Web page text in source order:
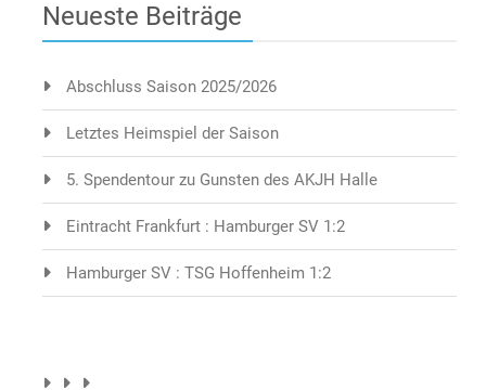
Neueste Beiträge
Abschluss Saison 2025/2026
Letztes Heimspiel der Saison
5. Spendentour zu Gunsten des AKJH Halle
Eintracht Frankfurt : Hamburger SV 1:2
Hamburger SV : TSG Hoffenheim 1:2